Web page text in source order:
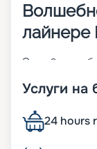
лайнере
Это 16-
реновацию.
Расселение
классов. При
% из них
Услуги на
24 hours